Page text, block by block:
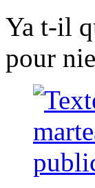
Ya t-il
pour